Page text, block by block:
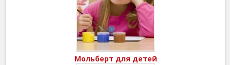
Мольберт для детей